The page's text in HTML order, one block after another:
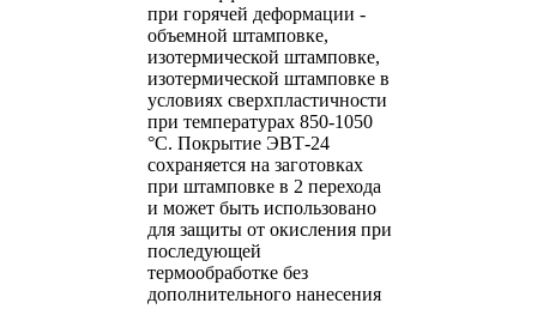
при горячей деформации -
объемной штамповке,
изотермической штамповке,
изотермической штамповке в
условиях сверхпластичности
при температурах 850-1050
°С. Покрытие ЭВТ-24
сохраняется на заготовках
при штамповке в 2 перехода
и может быть использовано
для защиты от окисления при
последующей
термообработке без
дополнительного нанесения